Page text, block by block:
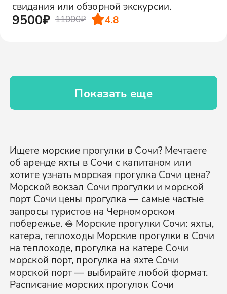
свидания или обзорной экскурсии.
9500₽ 11000₽ 4.8
Показать еще
Ищете морские прогулки в Сочи? Мечтаете
об аренде яхты в Сочи с капитаном или
хотите узнать морская прогулка Сочи цена?
Морской вокзал Сочи прогулки и морской
порт Сочи цены прогулка — самые частые
запросы туристов на Черноморском
побережье. ⛵ Морские прогулки Сочи: яхты,
катера, теплоходы Морские прогулки в Сочи
на теплоходе, прогулка на катере Сочи
морской порт, прогулка на яхте Сочи
морской порт — выбирайте любой формат.
Расписание морских прогулок Сочи